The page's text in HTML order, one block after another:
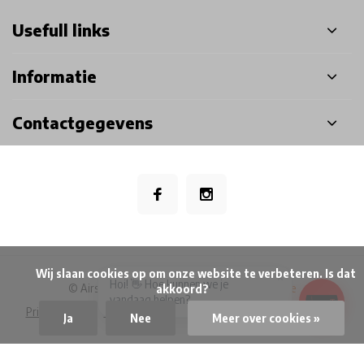
Usefull links
Informatie
Contactgegevens
Privacy Policy Algemene voorwaarden Sitemap
© Airsoft Doctor BV- Theme made by Webdinge
akkoord?
Ja Nee Meer over cookies »
×
Hoi! 👋 Hoe kunnen we je
vandaag helpen?